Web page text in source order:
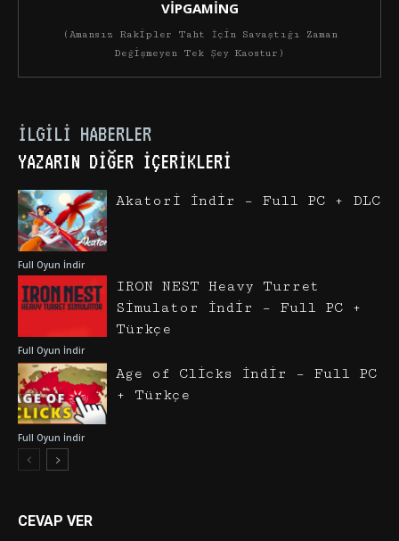
VİPGAMİNG
(Amansız Rakipler Taht İçin Savaştığı Zaman
Değişmeyen Tek Şey Kaostur)
İLGILI HABERLER
YAZARIN DIĞER İÇERIKLERI
Full Oyun İndir
Akatori İndir – Full PC + DLC
Full Oyun İndir
IRON NEST Heavy Turret
Simulator İndir – Full PC +
Türkçe
Full Oyun İndir
Age of Clicks İndir – Full PC
+ Türkçe
CEVAP VER